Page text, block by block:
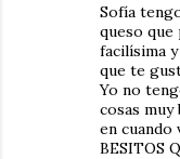
Sofía
queso
facilísima
que te
Yo no
cosas muy
en cuando
BESITOS